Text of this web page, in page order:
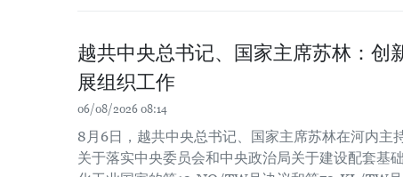
越共中央总书记、国家主席苏林：创
展组织工作
06/08/2026 08:14
8月6日，越共中央总书记、国家主席苏林在河内主
关于落实中央委员会和中央政治局关于建设配套基